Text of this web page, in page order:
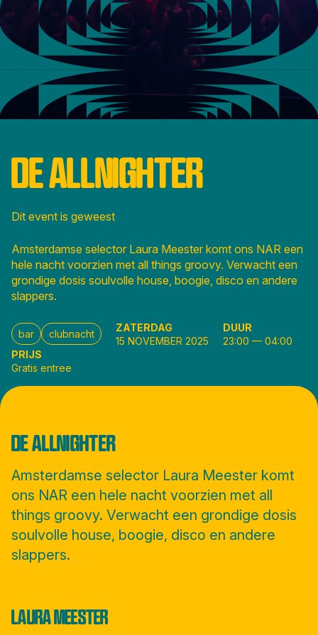
DE ALLNIGHTER
Dit event is geweest
Amsterdamse selector Laura Meester komt ons NAR een
hele nacht voorzien met all things groovy. Verwacht een
grondige dosis soulvolle house, boogie, disco en andere
slappers.
bar clubnacht
ZATERDAG
15 NOVEMBER 2025
DUUR
23:00 — 04:00
PRIJS
Gratis entree
DE ALLNIGHTER
Amsterdamse selector Laura Meester komt
ons NAR een hele nacht voorzien met all
things groovy. Verwacht een grondige dosis
soulvolle house, boogie, disco en andere
slappers.
LAURA MEESTER